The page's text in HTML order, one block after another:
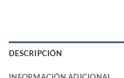
DESCRIPCIÓN